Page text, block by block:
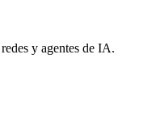
y agentes de IA.